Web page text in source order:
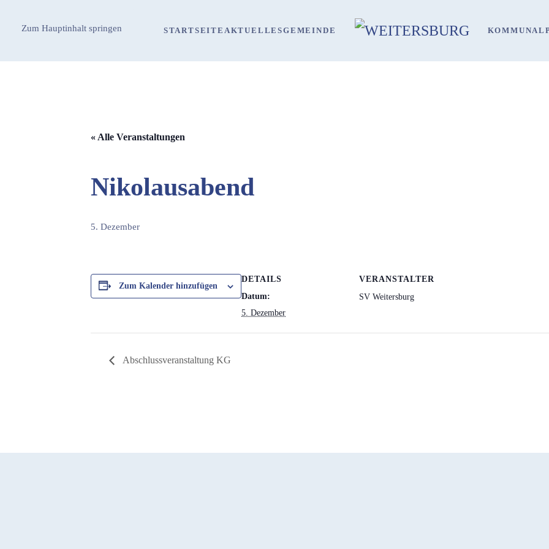
Zum Hauptinhalt springen STARTSEITE AKTUELLESGEMEINDE
« Alle Veranstaltungen
Nikolausabend
5. Dezember
Zum Kalender hinzufügen
DETAILS
Datum:
5. Dezember
VERANSTALTER
SV Weitersburg
Abschlussveranstaltung KG